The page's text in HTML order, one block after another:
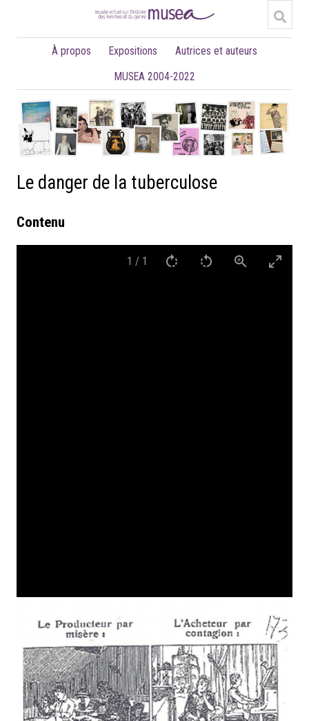
À propos Expositions
Autrices et auteurs
MUSEA 2004-2022
Le danger de la tuberculose
Contenu
1 / 1